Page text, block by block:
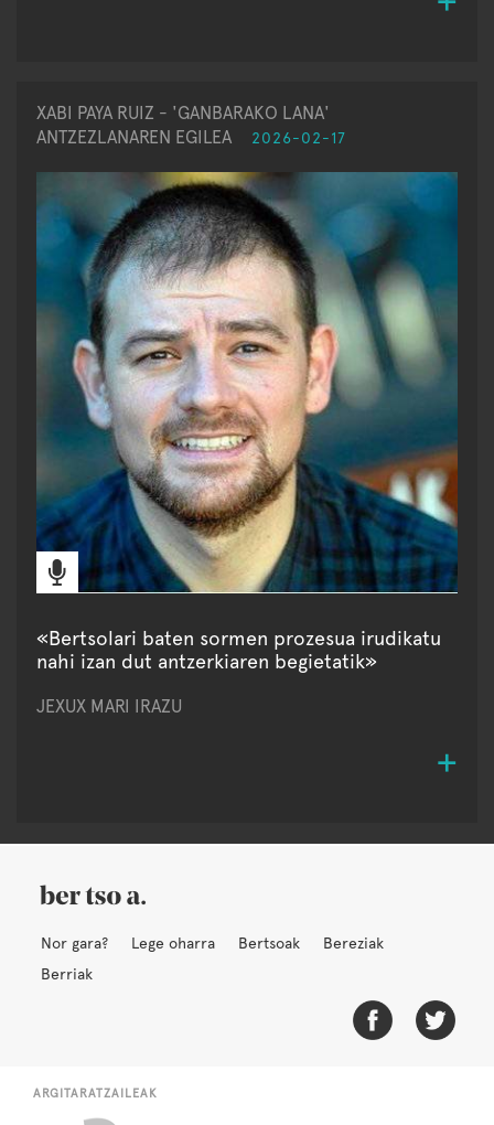
XABI PAYA RUIZ - 'GANBARAKO LANA'
ANTZEZLANAREN EGILEA
2026-02-17
«Bertsolari baten sormen prozesua irudikatu
nahi izan dut antzerkiaren begietatik»
JEXUX MARI IRAZU
Nor gara? Lege oharra Bertsoak
Bereziak
Berriak
ARGITARATZAILEAK